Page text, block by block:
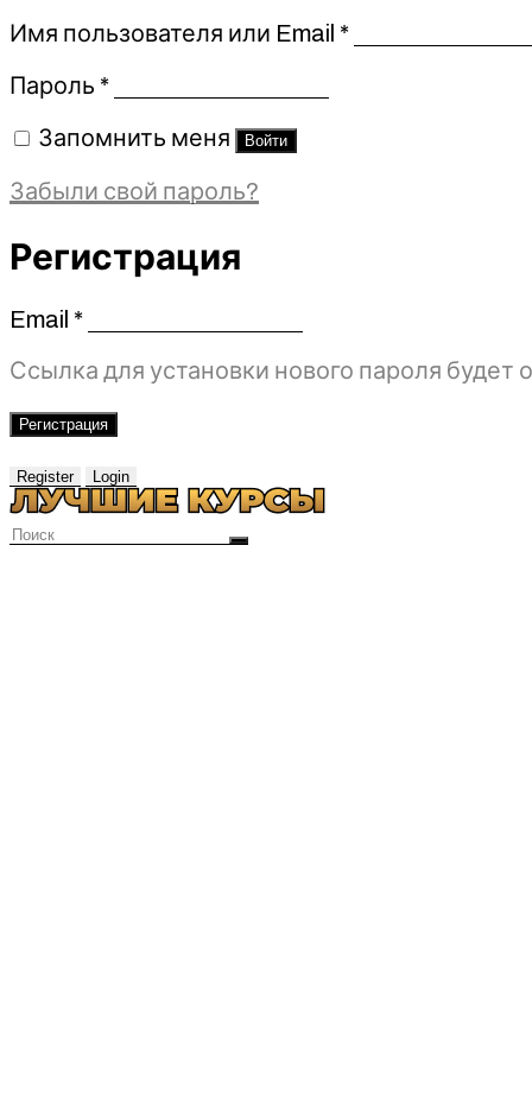
Имя пользователя или Email *Обязательно
Пароль *Обязательно
Запомнить меня Войти
Забыли свой пароль?
Регистрация
Email *Обязательно
Ссылка для установки нового пароля
Регистрация
Register Login